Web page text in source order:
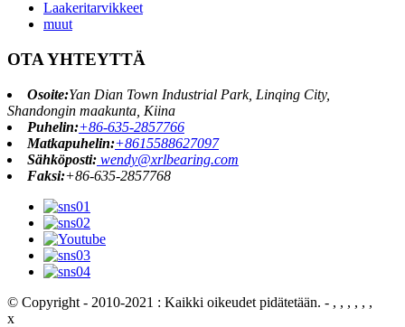
Laakeritarvikkeet
muut
OTA YHTEYTTÄ
Osoite:Yan Dian Town Industrial Park, Linqing City,
Shandongin maakunta, Kiina
Puhelin:+86-635-2857766
Matkapuhelin:+8615588627097
Sähköposti: wendy@xrlbearing.com
Faksi:+86-635-2857768
© Copyright - 2010-2021 : Kaikki oikeudet pidätetään. - , , , , , ,
x